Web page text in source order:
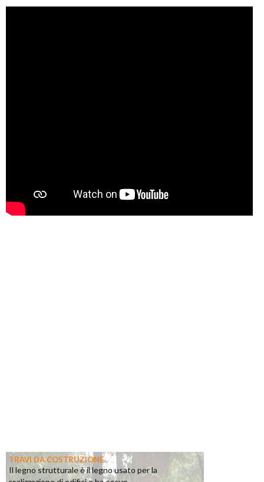
TRAVI DA COSTRUZIONE
Il legno strutturale è il legno usato per la